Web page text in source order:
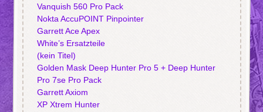
Vanquish 560 Pro Pack
Nokta AccuPOINT Pinpointer
Garrett Ace Apex
White’s Ersatzteile
(kein Titel)
Golden Mask Deep Hunter Pro 5 + Deep Hunter
Pro 7se Pro Pack
Garrett Axiom
XP Xtrem Hunter